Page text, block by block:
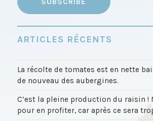
ARTICLES RÉCENTS
La récolte de tomates est en nette
de nouveau des aubergines.
C’est la pleine production du raisin !
pour en profiter, car après ce sera